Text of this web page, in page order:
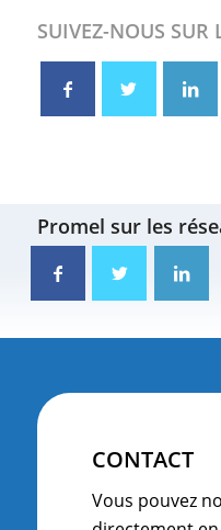
SUIVEZ-NOUS SUR
Promel sur les
CONTACT
Vous pouvez